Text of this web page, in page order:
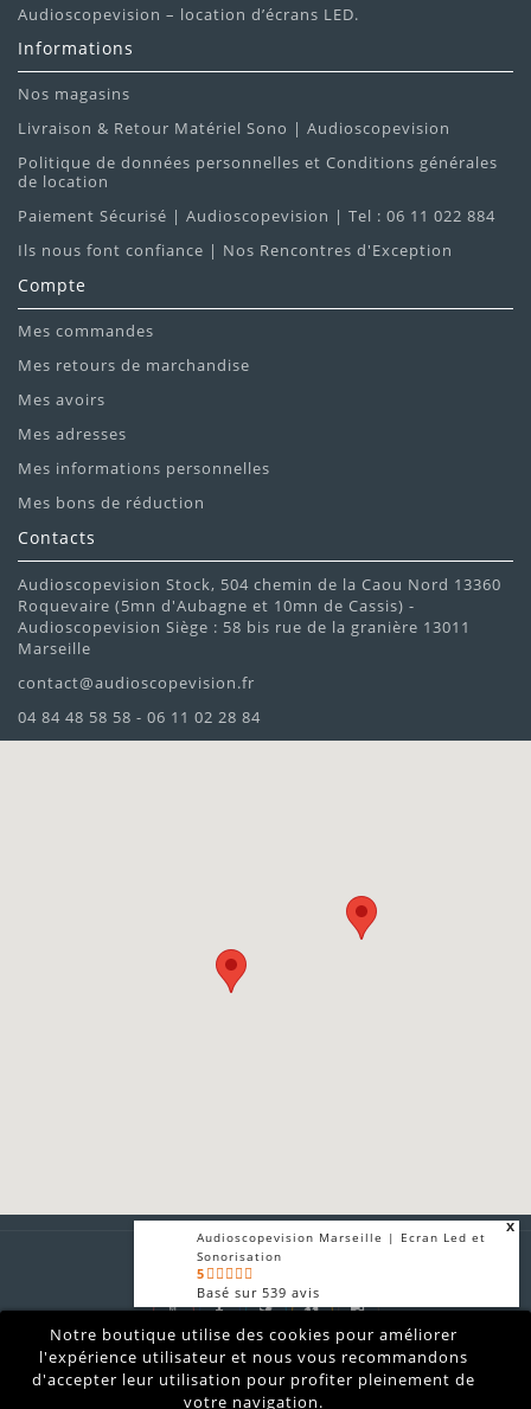
Notre boutique utilise des cookies pour améliorer
l'expérience utilisateur et nous vous recommandons
d'accepter leur utilisation pour profiter pleinement de
votre navigation.
Audioscopevision – location d’écrans LED.
Informations
Nos magasins
Livraison & Retour Matériel Sono | Audioscopevision
Politique de données personnelles et Conditions générales
de location
Paiement Sécurisé | Audioscopevision | Tel : 06 11 022 884
Ils nous font confiance | Nos Rencontres d'Exception
Compte
Mes commandes
Mes retours de marchandise
Mes avoirs
Mes adresses
Mes informations personnelles
Mes bons de réduction
Contacts
Audioscopevision Stock, 504 chemin de la Caou Nord 13360
Roquevaire (5mn d'Aubagne et 10mn de Cassis) -
Audioscopevision Siège : 58 bis rue de la granière 13011
Marseille
contact@audioscopevision.fr
04 84 48 58 58 - 06 11 02 28 84
Audioscopevision | Sonorisation et
Ecran LED
4.9
Basé sur 875avis
Audioscopevision Marseille | Ecran Led et
Sonorisation
5
Basé sur539 avis
x
Audioscopevision prestataire technique audiovisuel son
lumières vidéo location matériel sono vidéo lumière
Marseille